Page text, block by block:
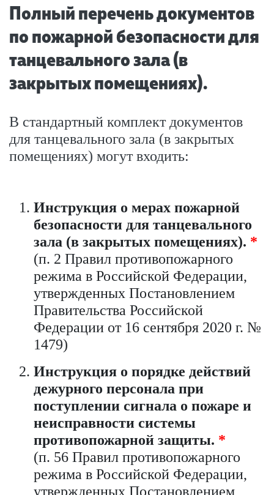
Полный перечень документов
по пожарной безопасности для
танцевального зала (в
закрытых помещениях).
В стандартный комплект документов
для танцевального зала (в закрытых
помещениях) могут входить:
Инструкция о мерах пожарной
безопасности для танцевального
зала (в закрытых помещениях). *
(п. 2 Правил противопожарного
режима в Российской Федерации,
утвержденных Постановлением
Правительства Российской
Федерации от 16 сентября 2020 г. №
1479)
Инструкция о порядке действий
дежурного персонала при
поступлении сигнала о пожаре и
неисправности системы
противопожарной защиты. *
(п. 56 Правил противопожарного
режима в Российской Федерации,
утвержденных Постановлением